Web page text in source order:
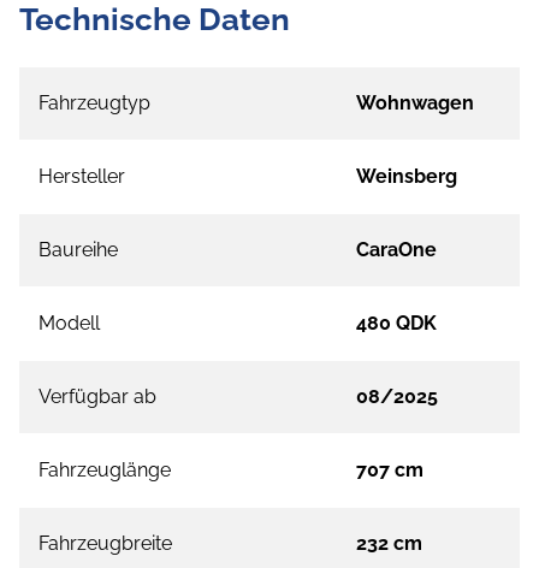
Technische Daten
Fahrzeugtyp Wohnwagen
Hersteller Weinsberg
Baureihe CaraOne
Modell 480 QDK
Verfügbar ab 08/2025
Fahrzeuglänge 707 cm
Fahrzeugbreite 232 cm